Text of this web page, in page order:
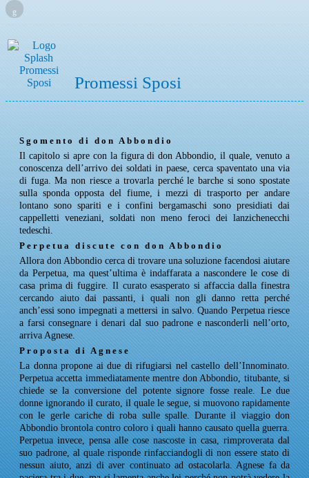
g
Promessi Sposi
Sgomento di don Abbondio
Il capitolo si apre con la figura di don Abbondio, il quale, venuto a
conoscenza dell’arrivo dei soldati in paese, cerca spaventato una via
di fuga. Ma non riesce a trovarla perché le barche si sono spostate
sulla sponda opposta del fiume, i mezzi di trasporto per andare
lontano sono spariti e i confini bergamaschi sono presidiati dai
cappelletti veneziani, soldati non meno feroci dei lanzichenecchi
tedeschi.
Perpetua discute con don Abbondio
Allora don Abbondio cerca di trovare una soluzione facendosi aiutare
da Perpetua, ma quest’ultima è indaffarata a nascondere le cose di
casa prima di fuggire. Il curato esasperato si affaccia dalla finestra
cercando aiuto dai passanti, i quali non gli danno retta perché
anch’essi sono impegnati a mettersi in salvo. Quando Perpetua riesce
a farsi consegnare i denari dal suo padrone e nasconderli nell’orto,
arriva Agnese.
Proposta di Agnese
La donna propone ai due di rifugiarsi nel castello dell’Innominato.
Perpetua accetta immediatamente mentre don Abbondio, titubante, si
chiede se la conversione del potente signore fosse reale. Le due
donne ignorando il curato, il quale le segue, si muovono rapidamente
con le gerle cariche di roba sulle spalle. Durante il viaggio don
Abbondio brontola contro coloro i quali hanno causato quella guerra.
Perpetua invece, pensa alle cose nascoste in casa, rimproverata dal
suo padrone, al quale risponde rinfacciandogli di non essere stato di
nessun aiuto, anzi di aver continuato ad ostacolarla. Agnese fa da